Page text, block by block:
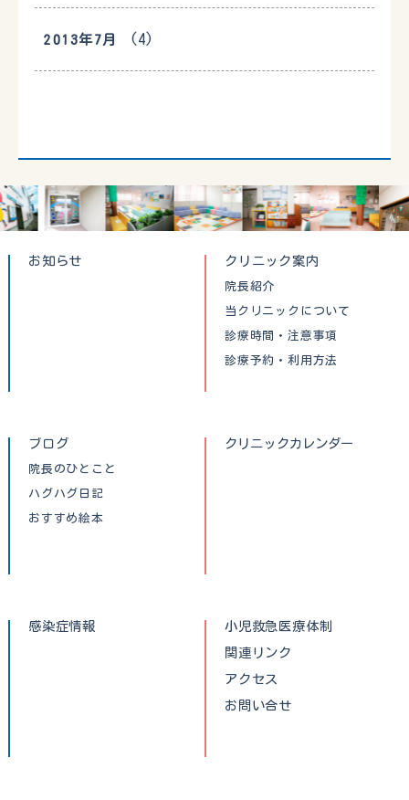
2013年7月 (4)
お知らせ クリニック案内
院長紹介
当クリニックについて
診療時間・注意事項
診療予約・利用方法
ブログ
院長のひとこと
ハグハグ日記
おすすめ絵本
クリニックカレンダー
感染症情報
小児救急医療体制
関連リンク
アクセス
お問い合せ